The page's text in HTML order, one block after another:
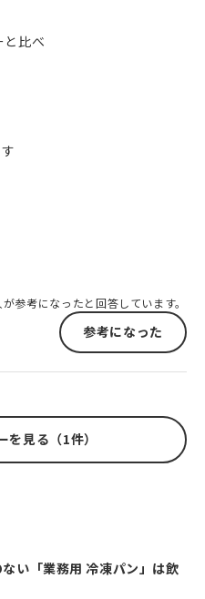
と比べ
参考になったと回答しています。
参考になった
を見る（1件）
い「業務用 冷凍パン」は飲